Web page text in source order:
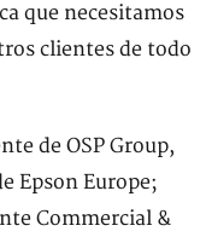
que necesitamos
clientes de todo